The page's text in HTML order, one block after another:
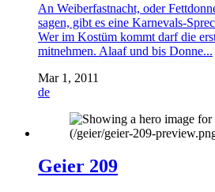
An Weiberfastnacht, oder
sagen, gibt es eine Karnevals-
Wer im Kostüm kommt darf die
mitnehmen. Alaaf und bis Donne...
Mar 1, 2011
de
Geier 209